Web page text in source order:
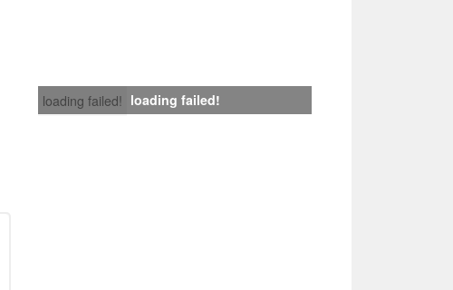
loading failed! loading failed!